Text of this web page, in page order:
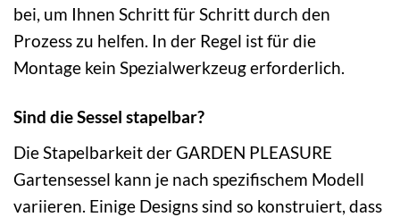
bei, um Ihnen Schritt für Schritt durch den
Prozess zu helfen. In der Regel ist für die
Montage kein Spezialwerkzeug erforderlich.
Sind die Sessel stapelbar?
Die Stapelbarkeit der GARDEN PLEASURE
Gartensessel kann je nach spezifischem Modell
variieren. Einige Designs sind so konstruiert, dass